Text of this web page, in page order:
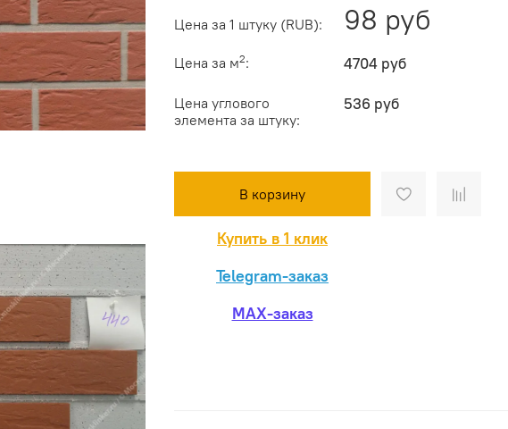
Цена за 1 штуку (RUB): 98 руб
Цена за м2: 4704 руб
Цена углового
элемента за штуку:
536 руб
В корзину
Купить в 1 клик
Telegram-заказ
MAX-заказ